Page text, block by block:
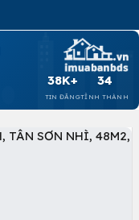
38K+
TIN ĐĂNG
34
TỈNH THÀNH